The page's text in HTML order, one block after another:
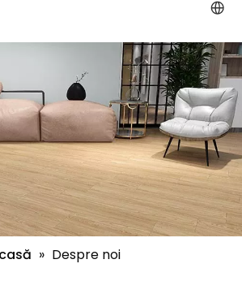
» Despre noi